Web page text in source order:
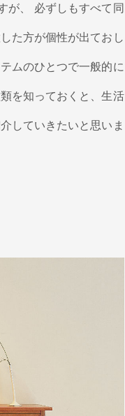
が、 必ずしもすべて同
た方が個性が出ておし
ムのひとつで一般的に
を知っておくと、生活
していきたいと思いま